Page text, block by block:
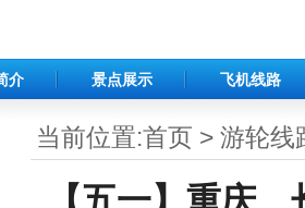
介 景点展示 飞机线路
当前位置:首页 > 游轮线